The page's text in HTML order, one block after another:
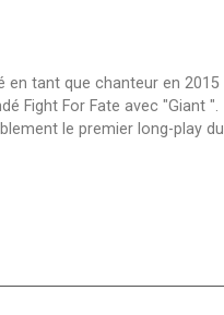
en tant que chanteur en 2015
Fight For Fate avec "Giant ".
le premier long-play du